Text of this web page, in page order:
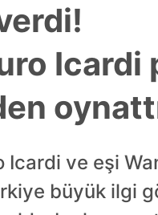
Icardi
ve eşi
büyük ilgi